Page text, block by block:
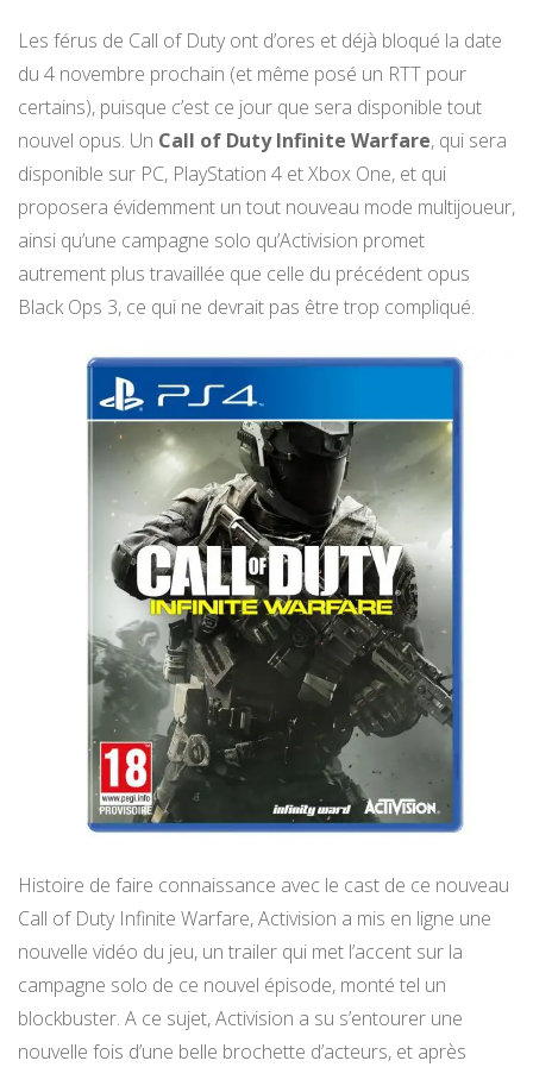
Les férus de Call of Duty ont d’ores et déjà bloqué la date
du 4 novembre prochain (et même posé un RTT pour
certains), puisque c’est ce jour que sera disponible tout
nouvel opus. Un Call of Duty Infinite Warfare, qui sera
disponible sur PC, PlayStation 4 et Xbox One, et qui
proposera évidemment un tout nouveau mode multijoueur,
ainsi qu’une campagne solo qu’Activision promet
autrement plus travaillée que celle du précédent opus
Black Ops 3, ce qui ne devrait pas être trop compliqué.
Histoire de faire connaissance avec le cast de ce nouveau
Call of Duty Infinite Warfare, Activision a mis en ligne une
nouvelle vidéo du jeu, un trailer qui met l’accent sur la
campagne solo de ce nouvel épisode, monté tel un
blockbuster. A ce sujet, Activision a su s’entourer une
nouvelle fois d’une belle brochette d’acteurs, et après